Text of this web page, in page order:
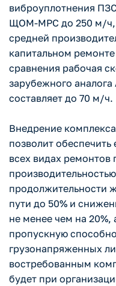
виброуплотнения
ЩОМ-МРС до 250 м/ч,
средней
капитальном
сравнения рабочая
зарубежного
составляет до 70 м/ч.
Внедрение
позволит
всех видах ремонтов
продолжительности
пути до 50% и
не менее чем на 20%,
пропускную
грузонапряженных
востребованным
будет при